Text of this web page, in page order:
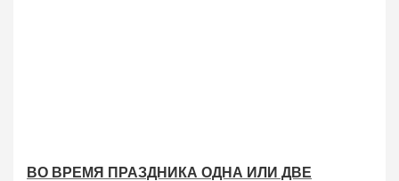
ВО ВРЕМЯ ПРАЗДНИКА ОДНА ИЛИ ДВЕ